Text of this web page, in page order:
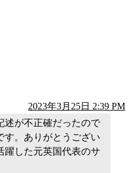
2023年3月25日 2:39 PM
述が不正確だったので
す。ありがとうござい
躍した元英国代表のサ